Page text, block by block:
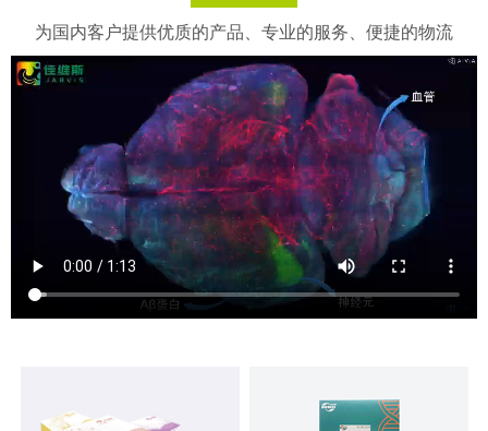
为国内客户提供优质的产品、专业的服务、便捷的物流